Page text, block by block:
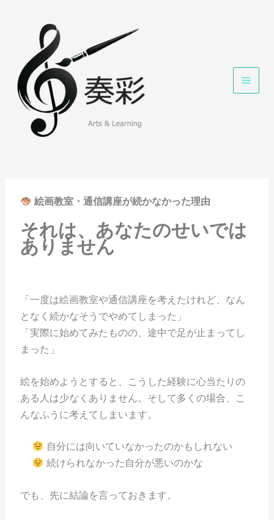
絵画教室・通信講座が続かなかった理由
それは、あなたのせいでは
ありません
「一度は絵画教室や通信講座を考えたけれど、なん
となく続かなそうでやめてしまった」
「実際に始めてみたものの、途中で足が止まってし
まった」
絵を始めようとすると、こうした経験に心当たりの
ある人は少なくありません。そして多くの場合、こ
んなふうに考えてしまいます。
自分には向いていなかったのかもしれない
続けられなかった自分が悪いのかな
でも、先に結論を言っておきます。